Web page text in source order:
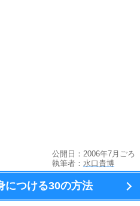
公開日：2006年7月ごろ
執筆者： 水口貴博
につける30の方法